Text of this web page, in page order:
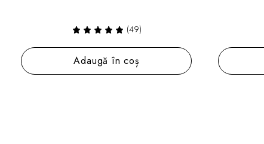
(49)
Adaugă în coș